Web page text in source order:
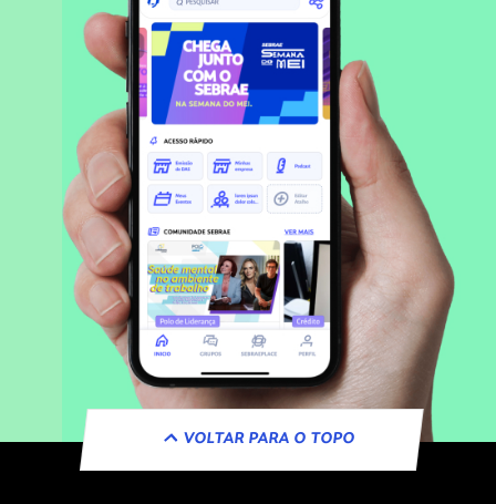
VOLTAR PARA O TOPO